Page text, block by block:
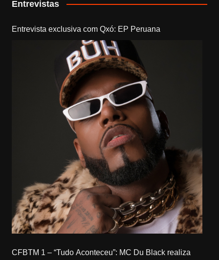
Entrevistas
Entrevista exclusiva com Qxó: EP Peruana
CFBTM 1 – “Tudo Aconteceu”: MC Du Black realiza